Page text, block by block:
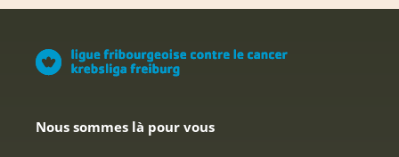
Nous sommes là pour vous